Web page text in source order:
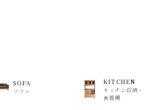
SOFA
ソファ
KITCHEN
キッチン収納・
食器棚